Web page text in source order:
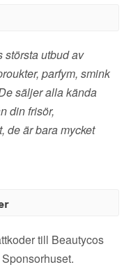
största utbud av
parfym, smink
säljer alla kända
din frisör,
de är bara mycket
till Beautycos